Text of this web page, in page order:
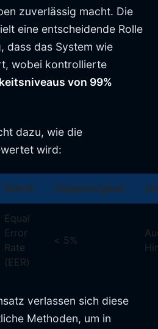
zuverlässig macht. Die
eine entscheidende Rolle
dass das System wie
wobei kontrollierte
von 99%
dazu, wie die
wird:
Metrik Zielgenauigkeit
Equal
Error
Rate
(EER)
< 5%
verlassen sich diese
Methoden, um in